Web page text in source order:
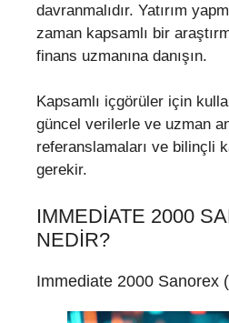
davranmalıdır. Yatırım
zaman kapsamlı bir
finans uzmanına danışın.
Kapsamlı içgörüler için
güncel verilerle ve uzman
referanslamaları ve bilinçli
gerekir.
IMMEDIATE 2000
NEDIR?
Immediate 2000 Sanorex